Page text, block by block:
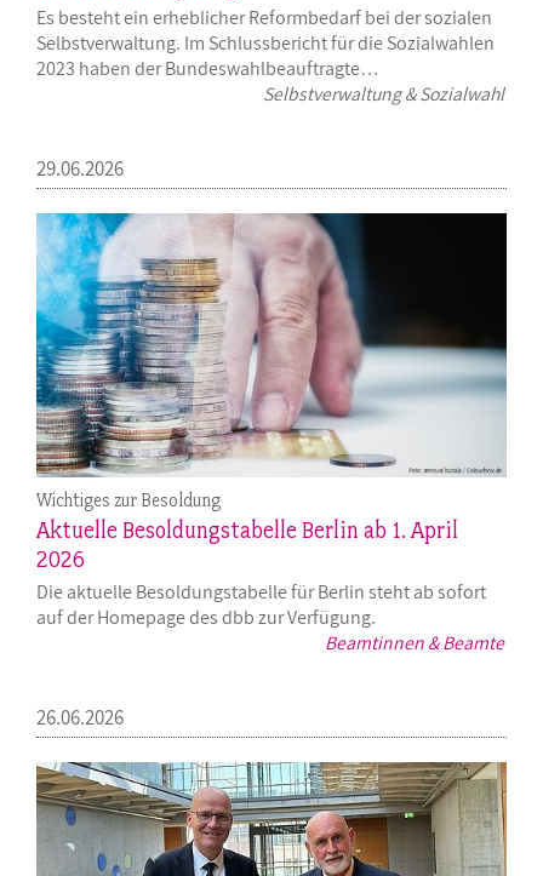
Selbstverwaltung & Sozialwahl
Es besteht ein erheblicher Reformbedarf bei der sozialen
Selbstverwaltung. Im Schlussbericht für die Sozialwahlen
2023 haben der Bundeswahlbeauftragte…
29.06.2026
Beamtinnen & Beamte
Wichtiges zur Besoldung
Aktuelle Besoldungstabelle Berlin ab 1. April
2026
Die aktuelle Besoldungstabelle für Berlin steht ab sofort
auf der Homepage des dbb zur Verfügung.
26.06.2026